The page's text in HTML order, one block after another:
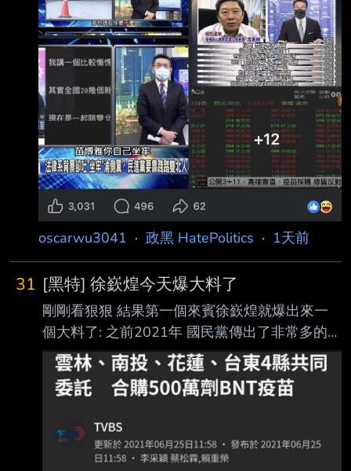
oscarwu3041 · 政黑 HatePolitics · 1天前
31 [黑特] 徐嶔煌今天爆大料了
剛剛看狠狠 結果第一個來賓徐嶔煌就爆出來一
個大料了: 之前2021年 國民黨傳出了非常多的鬼
故事 例如有人指控(到底是誰他沒有講) 另外有一
位知名媒體人/民調公司老闆指控 (題外話 後來他
因為造謠誹謗 被法院依加重誹謗罪判刑+賠錢)
上面只是其中兩個例子 徐嶔煌當時也在做疫苗
掮客這個議題的調查報導 所以他就放出風聲說